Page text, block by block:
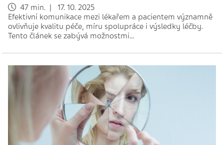
47 min. | 17. 10. 2025
Efektivní komunikace mezi lékařem a pacientem významně
ovlivňuje kvalitu péče, míru spolupráce i výsledky léčby.
Tento článek se zabývá možnostmi…